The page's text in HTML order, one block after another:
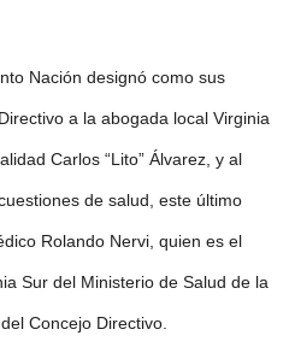
Nación designó como sus
a la abogada local Virginia
Carlos “Lito” Álvarez, y al
de salud, este último
Rolando Nervi, quien es el
Sur del Ministerio de Salud de la
Concejo Directivo.